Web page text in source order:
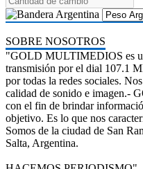
SOBRE NOSOTROS
"GOLD MULTIMEDIOS es
transmisión por el dial 107.1
por todas la redes sociales.
calidad de sonido e imagen.-
con el fin de brindar
objetivo. Es lo que nos
Somos de la ciudad de San
Salta, Argentina.